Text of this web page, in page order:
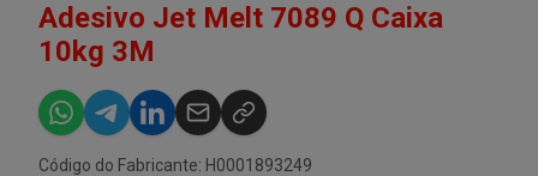
Adesivo Jet Melt 7089 Q Caixa
10kg 3M
Código do Fabricante: H0001893249